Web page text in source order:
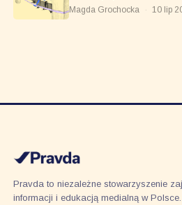
Magda Grochocka · 10 lip
Pravda to niezależne stowarzyszenie
informacji i edukacją medialną w Polsce.